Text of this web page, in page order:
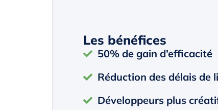
Les bénéfices
50% de gain d’efficacité
Réduction des délais de
Développeurs plus